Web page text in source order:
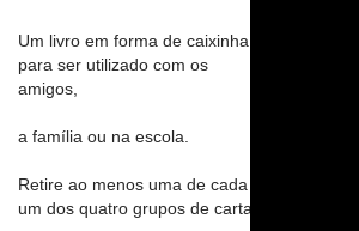
Um livro em forma de caixinha,
para ser utilizado com os
amigos,
a família ou na escola.
Retire ao menos uma de cada
um dos quatro grupos de cartas.